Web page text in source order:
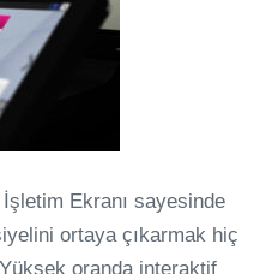
Ekranı sayesinde
ortaya çıkarmak hiç
oranda interaktif